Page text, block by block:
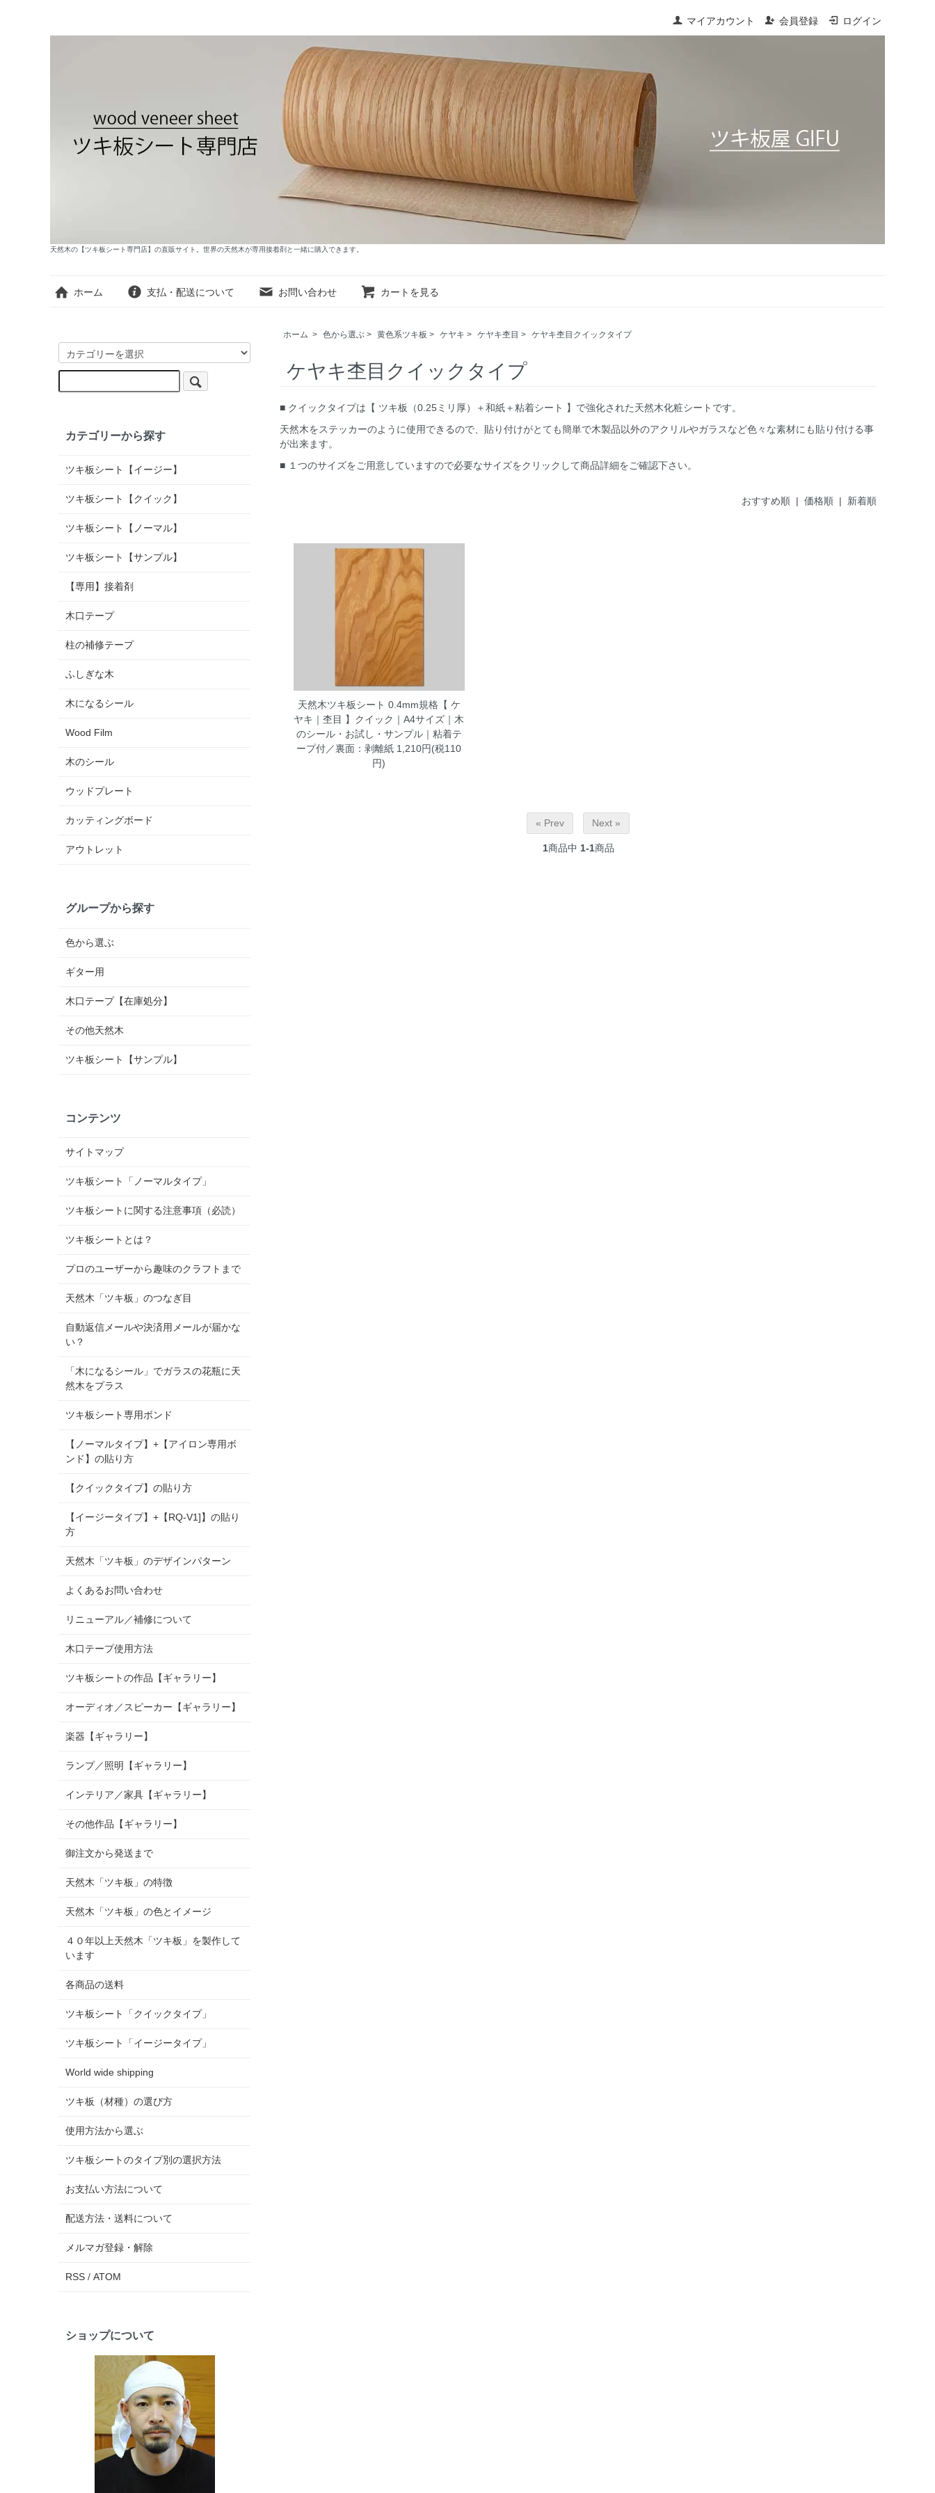
マイアカウント 会員登録 ログイン
天然木の【ツキ板シート専門店】の直販サイト。世界の天然木が専用接着剤と一緒に購入できます。
ホーム 支払・配送について お問い合わせ カートを見る
ホーム > 色から選ぶ > 黄色系ツキ板 > ケヤキ > ケヤキ杢目 > ケヤキ杢目クイックタイプ
ケヤキ杢目クイックタイプ
■ クイックタイプは【 ツキ板（0.25ミリ厚）＋和紙＋粘着シート 】で強化された天然木化粧シートです。
天然木をステッカーのように使用できるので、貼り付けがとても簡単で木製品以外のアクリルやガラスなど色々な素材にも貼り付ける事
が出来ます。
■ １つのサイズをご用意していますので必要なサイズをクリックして商品詳細をご確認下さい。
おすすめ順 | 価格順 | 新着順
天然木ツキ板シート 0.4mm規格【 ケ
ヤキ｜杢目 】クイック｜A4サイズ｜木
のシール・お試し・サンプル｜粘着テ
ープ付／裏面：剥離紙 1,210円(税110
円)
« Prev Next »
1商品中 1-1商品
カテゴリーから探す
ツキ板シート【イージー】
ツキ板シート【クイック】
ツキ板シート【ノーマル】
ツキ板シート【サンプル】
【専用】接着剤
木口テープ
柱の補修テープ
ふしぎな木
木になるシール
Wood Film
木のシール
ウッドプレート
カッティングボード
アウトレット
グループから探す
色から選ぶ
ギター用
木口テープ【在庫処分】
その他天然木
ツキ板シート【サンプル】
コンテンツ
サイトマップ
ツキ板シート「ノーマルタイプ」
ツキ板シートに関する注意事項（必読）
ツキ板シートとは？
プロのユーザーから趣味のクラフトまで
天然木「ツキ板」のつなぎ目
自動返信メールや決済用メールが届かな
い？
「木になるシール」でガラスの花瓶に天
然木をプラス
ツキ板シート専用ボンド
【ノーマルタイプ】+【アイロン専用ボ
ンド】の貼り方
【クイックタイプ】の貼り方
【イージータイプ】+【RQ-V1]】の貼り
方
天然木「ツキ板」のデザインパターン
よくあるお問い合わせ
リニューアル／補修について
木口テープ使用方法
ツキ板シートの作品【ギャラリー】
オーディオ／スピーカー【ギャラリー】
楽器【ギャラリー】
ランプ／照明【ギャラリー】
インテリア／家具【ギャラリー】
その他作品【ギャラリー】
御注文から発送まで
天然木「ツキ板」の特徴
天然木「ツキ板」の色とイメージ
４０年以上天然木「ツキ板」を製作して
います
各商品の送料
ツキ板シート「クイックタイプ」
ツキ板シート「イージータイプ」
World wide shipping
ツキ板（材種）の選び方
使用方法から選ぶ
ツキ板シートのタイプ別の選択方法
お支払い方法について
配送方法・送料について
メルマガ登録・解除
RSS / ATOM
ショップについて